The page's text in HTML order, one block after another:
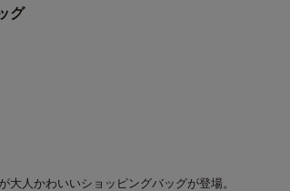
グ
大人かわいいショッピングバッグが登場。